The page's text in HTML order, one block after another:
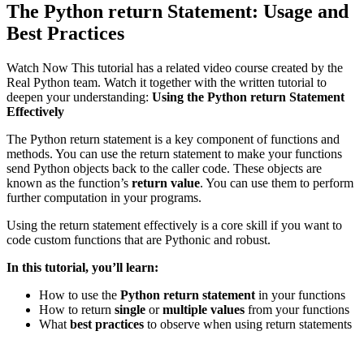
The Python return Statement: Usage and
Best Practices
Watch Now This tutorial has a related video course created by the
Real Python team. Watch it together with the written tutorial to
deepen your understanding: Using the Python return Statement
Effectively
The Python return statement is a key component of functions and
methods. You can use the return statement to make your functions
send Python objects back to the caller code. These objects are
known as the function’s return value. You can use them to perform
further computation in your programs.
Using the return statement effectively is a core skill if you want to
code custom functions that are Pythonic and robust.
In this tutorial, you’ll learn:
How to use the Python return statement in your functions
How to return single ormultiple values from your functions
What best practices to observe when using return statements